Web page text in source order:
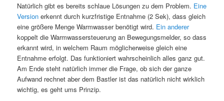
Natürlich gibt es bereits schlaue Lösungen zu dem Problem. Eine
Version erkennt durch kurzfristige Entnahme (2 Sek), dass gleich
eine größere Menge Warmwasser benötigt wird. Ein anderer
koppelt die Warmwassersteuerung an Bewegungsmelder, so dass
erkannt wird, in welchem Raum möglicherweise gleich eine
Entnahme erfolgt. Das funktioniert wahrscheinlich alles ganz gut.
Am Ende steht natürlich immer die Frage, ob sich der ganze
Aufwand rechnet aber dem Bastler ist das natürlich nicht wirklich
wichtig, es geht ums Prinzip.